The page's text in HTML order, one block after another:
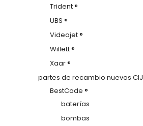
Trident ®
UBS ®
Videojet ®
Willett ®
Xaar ®
partes de recambio nuevas CIJ
BestCode ®
baterías
bombas